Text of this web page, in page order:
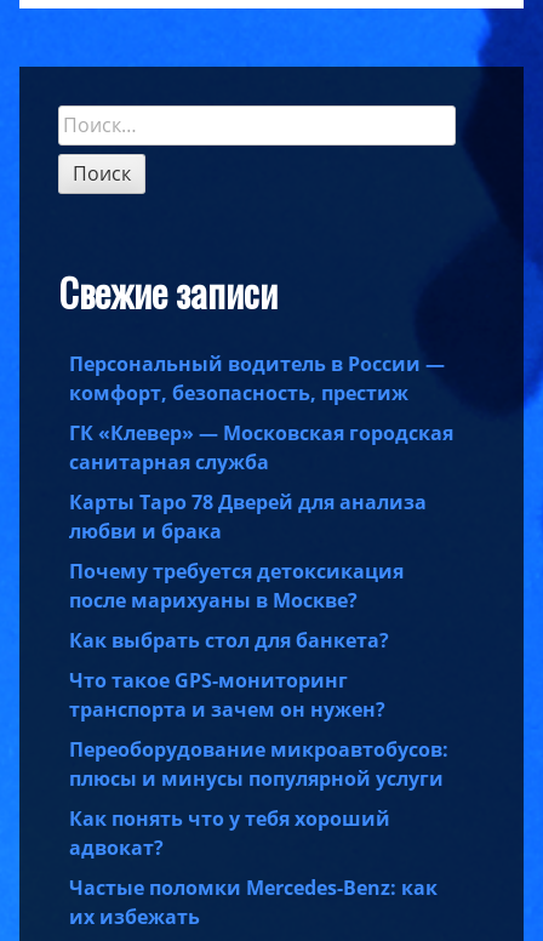
Sidebar
Найти:
Свежие записи
Персональный водитель в России —
комфорт, безопасность, престиж
ГК «Клевер» — Московская городская
санитарная служба
Карты Таро 78 Дверей для анализа
любви и брака
Почему требуется детоксикация
после марихуаны в Москве?
Как выбрать стол для банкета?
Что такое GPS-мониторинг
транспорта и зачем он нужен?
Переоборудование микроавтобусов:
плюсы и минусы популярной услуги
Как понять что у тебя хороший
адвокат?
Частые поломки Mercedes-Benz: как
их избежать